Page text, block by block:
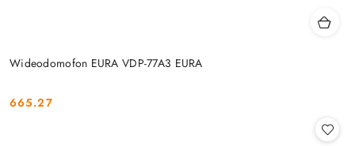
Wideodomofon EURA VDP-77A3 EURA
Cena:
665.27